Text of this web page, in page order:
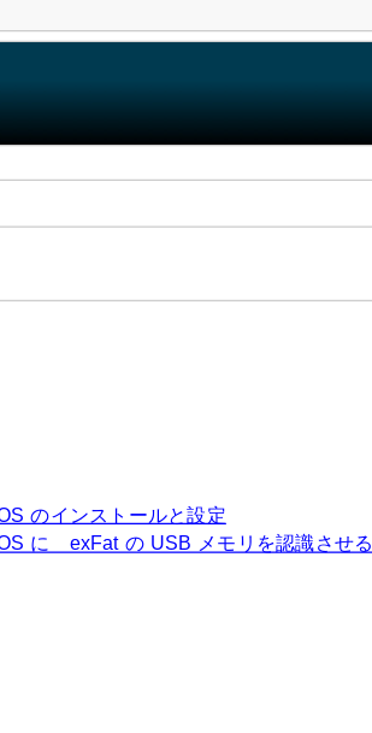
のインストールと設定
に exFat の USB メモリを認識させる